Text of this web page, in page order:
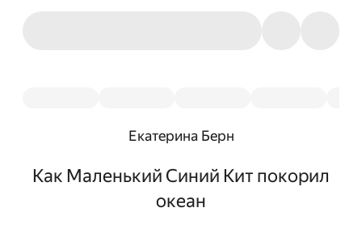
Екатерина Берн
Как Маленький Синий Кит покорил
океан